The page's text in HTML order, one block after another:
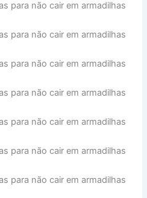
para não cair em armadilhas
para não cair em armadilhas
para não cair em armadilhas
para não cair em armadilhas
para não cair em armadilhas
para não cair em armadilhas
para não cair em armadilhas